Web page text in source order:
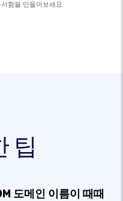
함을 만들어보세요
팁
도메인 이름이 때때